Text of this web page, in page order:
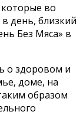
во
день, близкий
Без Мяса» в
о здоровом и
доме, на
образом